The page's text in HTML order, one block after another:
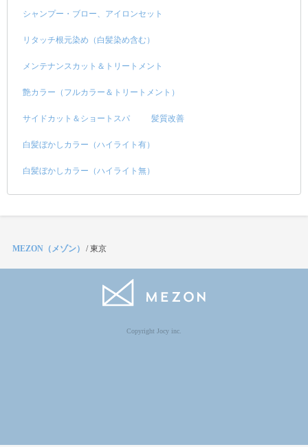
シャンプー・ブロー、アイロンセット
リタッチ根元染め（白髪染め含む）
メンテナンスカット＆トリートメント
艶カラー（フルカラー＆トリートメント）
サイドカット＆ショートスパ 髪質改善
白髪ぼかしカラー（ハイライト有）
白髪ぼかしカラー（ハイライト無）
MEZON（メゾン） /東京
Copyright Jocy inc.